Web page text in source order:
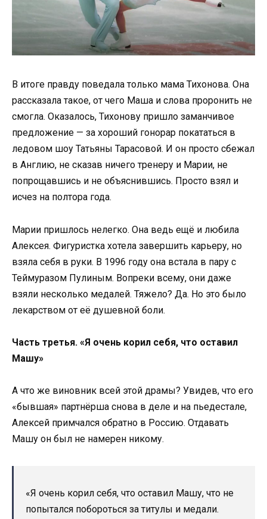
В итоге правду поведала только мама Тихонова. Она
рассказала такое, от чего Маша и слова проронить не
смогла. Оказалось, Тихонову пришло заманчивое
предложение — за хороший гонорар покататься в
ледовом шоу Татьяны Тарасовой. И он просто сбежал
в Англию, не сказав ничего тренеру и Марии, не
попрощавшись и не объяснившись. Просто взял и
исчез на полтора года.
Марии пришлось нелегко. Она ведь ещё и любила
Алексея. Фигуристка хотела завершить карьеру, но
взяла себя в руки. В 1996 году она встала в пару с
Теймуразом Пулиным. Вопреки всему, они даже
взяли несколько медалей. Тяжело? Да. Но это было
лекарством от её душевной боли.
Часть третья. «Я очень корил себя, что оставил
Машу»
А что же виновник всей этой драмы? Увидев, что его
«бывшая» партнёрша снова в деле и на пьедестале,
Алексей примчался обратно в Россию. Отдавать
Машу он был не намерен никому.
«Я очень корил себя, что оставил Машу, что не
попытался побороться за титулы и медали.